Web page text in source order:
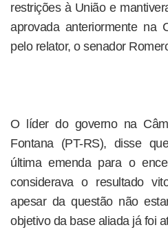
restrições à União e
aprovada anteriormente na
pelo relator, o senador
O líder do governo na
Fontana (PT-RS), disse
última emenda para o
considerava o resultado
apesar da questão não
objetivo da base aliada já foi